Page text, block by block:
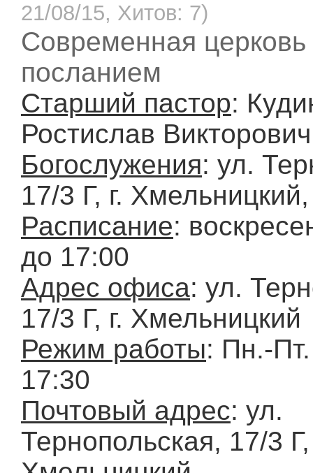
21/08/15, Хитов: 7)
Современная
посланием
Старший пастор:
Ростислав Викторович
Богослужения: ул.
17/3 Г, г.
Расписание:
до 17:00
Адрес офиса: ул.
17/3 Г, г. Хмельницкий
Режим работы: Пн.-
17:30
Почтовый адрес: ул.
Тернопольская, 17/3 Г,